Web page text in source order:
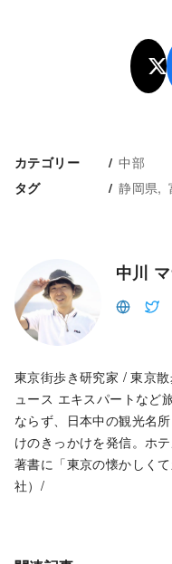
カテゴリー 中部
タグ 静岡県
中川
東京街歩き研究家 / 東京
ュース エキスパートなど
ならず、日本中の観光名
けのきっかけを発信。ホ
著書に「東京の懐かしく
社）/